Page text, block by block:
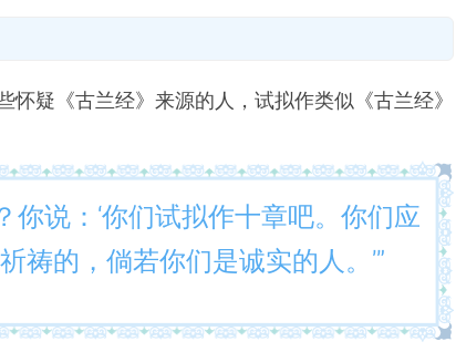
疑《古兰经》来源的人，试拟作类似《古兰经》
你说：‘你们试拟作十章吧。你们应
祷的，倘若你们是诚实的人。’”